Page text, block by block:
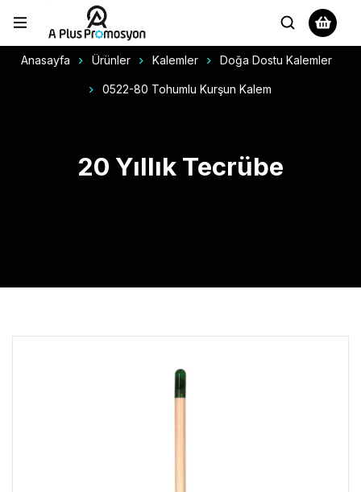
Anasayfa Ürünler Kalemler Doğa Dostu Kalemler
0522-80 Tohumlu Kurşun Kalem
20 Yıllık Tecrübe